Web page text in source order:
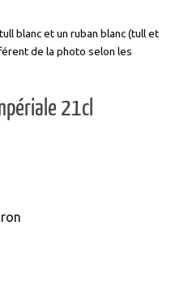
blanc et un ruban blanc (tull et
de la photo selon les
21cl